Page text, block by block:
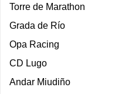
Torre de Marathon
Grada de Río
Opa Racing
CD Lugo
Andar Miudiño